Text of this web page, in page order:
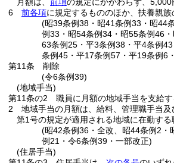
6
前各項に規定するもののほか、扶養親
(昭39条例38・昭41条例33・昭44
例33・昭54条例34・昭55条例46
63条例25・平3条例38・平4条例
条例45・平17条例57・平19条例6
第11条
削除
(令6条例39)
(地域手当)
第11条の2
職員に月額の地域手当を支給す
2
地域手当の月額は、給料、管理職手当
第1号の規定が適用される地域に在勤す
(昭42条例36・全改、昭44条例2
例21・令6条例39・一部改正)
(住居手当)